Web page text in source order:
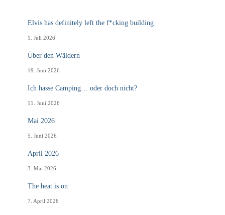
Elvis has definitely left the f*cking building
1. Juli 2026
Über den Wäldern
19. Juni 2026
Ich hasse Camping… oder doch nicht?
11. Juni 2026
Mai 2026
5. Juni 2026
April 2026
3. Mai 2026
The heat is on
7. April 2026